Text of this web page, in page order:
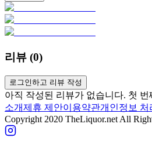
리뷰 (0)
로그인하고 리뷰 작성
아직 작성된 리뷰가 없습니다. 첫
소개제휴 제안이용약관개인정보 처
Copyright 2020 TheLiquor.net All